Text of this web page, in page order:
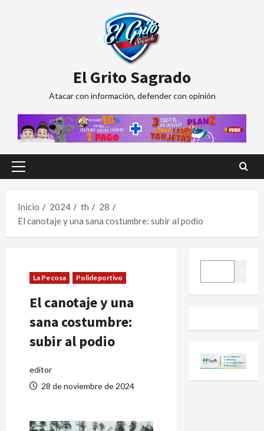
El Grito Sagrado
Atacar con información, defender con opinión
Menú
Inicio
2024 th
28
El canotaje y una sana costumbre: subir al podio
La Pecosa Polideportivo
El canotaje y una
sana costumbre:
subir al podio
editor
28 de noviembre de 2024